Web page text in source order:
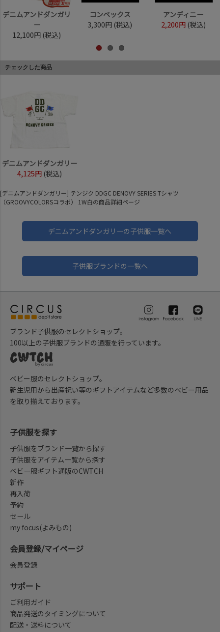
デニムアンドダンガリ
ー
12,100円 (税込)
コンベックス
3,300円 (税込)
アンディニー
2,200円 (税込)
チェックした商品
デニムアンドダンガリー
4,125円 (税込)
[デニムアンドダンガリー] テンジク DDGC DENOVY SERIES Tシャツ
（GROOVYCOLORSコラボ） 1W白の商品詳細ページ
デニムアンドダンガリーの子供服一覧へ
子供服ブランドの一覧へ
ブランド子供服のセレクトショップ。
100以上の子供服ブランドの通販を行っています。
ベビー服のセレクトショップ。
新生児用から出産祝い等のギフトアイテムなど多数のベビー用品
を取り揃えております。
子供服を探す
子供服をブランド一覧から探す
子供服をアイテム一覧から探す
ベビー服ギフト通販のCWTCH
新作
再入荷
予約
セール
my focus(よみもの)
会員登録/マイページ
会員登録
サポート
ご利用ガイド
商品発送のタイミングについて
配送・送料について